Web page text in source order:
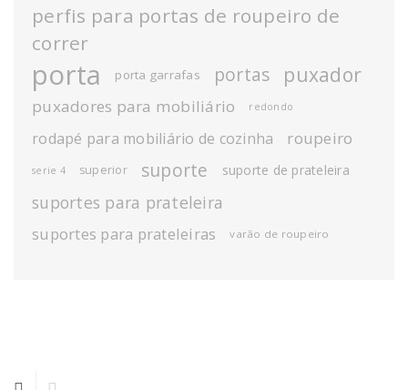
perfis para portas de roupeiro de
correr
porta porta garrafas portas puxador
puxadores para mobiliário redondo
rodapé para mobiliário de cozinha roupeiro
serie 4 superior suporte suporte de prateleira
suportes para prateleira
suportes para prateleiras varão de roupeiro